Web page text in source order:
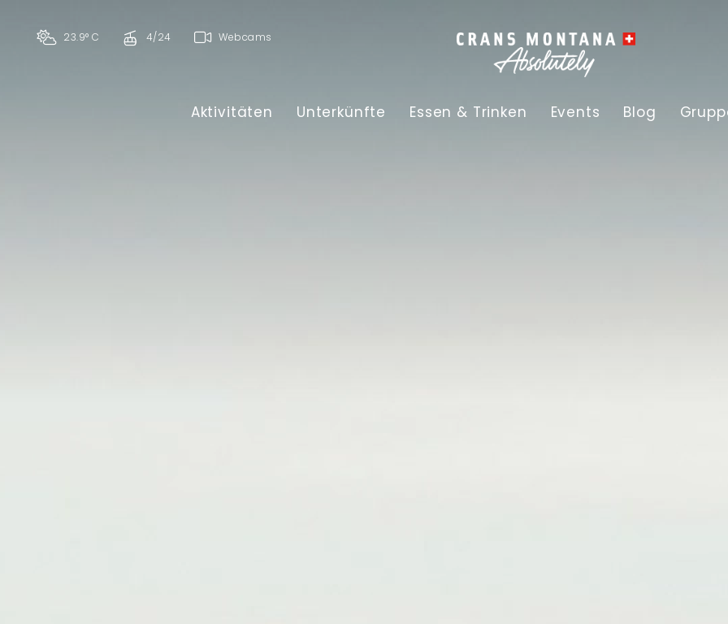
23.9° C 4/24 Webcams
Aktivitäten Unterkünfte Essen & Trinken Events Blog